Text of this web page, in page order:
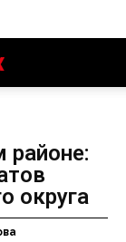
районе:
округа